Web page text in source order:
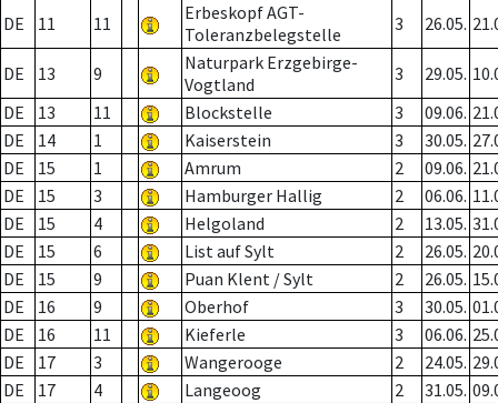
DE 11 11
Erbeskopf AGT-
Toleranzbelegstelle
3 26.05.
DE 13 9
Naturpark Erzgebirge-
Vogtland
3 29.05.
DE
13 11 Blockstelle 3 09.06.
DE
14 1 Kaiserstein 3 30.05.
DE
15 1 Amrum 2 09.06.
DE
15 3 Hamburger Hallig 2 06.06.
DE
15 4 Helgoland 2 13.05.
DE
15 6 List auf Sylt 2 26.05.
DE
15 9 Puan Klent / Sylt 2 26.05.
DE
16 9 Oberhof 3 30.05.
DE
16 11 Kieferle 3 06.06.
DE
17 3 Wangerooge 2 24.05.
DE
17 4 Langeoog 2 31.05.